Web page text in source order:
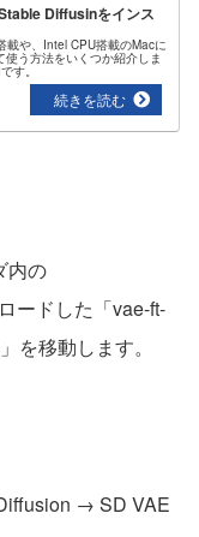
Diffusinをインス
や、Intel CPU搭載のMacに
う方法をいくつか紹介しま
す。
内の
ードした「vae-ft-
を移動します。
→ SD VAE